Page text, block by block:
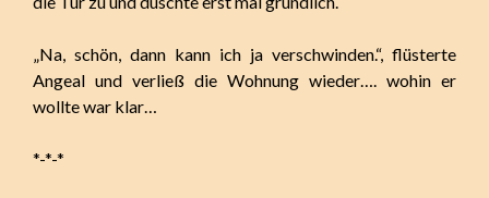
„Na, schön, dann kann ich ja verschwinden.“, flüsterte
Angeal und verließ die Wohnung wieder…. wohin er
wollte war klar…
*-*-*